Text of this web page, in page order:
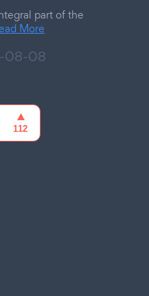
part of the
More
08-08